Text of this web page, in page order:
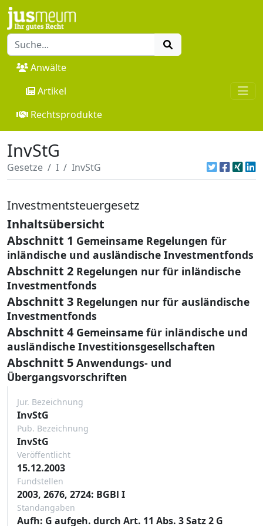
Anwälte
Artikel
Rechtsprodukte
InvStG
Gesetze I InvStG
Investmentsteuergesetz
Inhaltsübersicht
Abschnitt 1 Gemeinsame Regelungen für
inländische und ausländische Investmentfonds
Abschnitt 2 Regelungen nur für inländische
Investmentfonds
Abschnitt 3 Regelungen nur für ausländische
Investmentfonds
Abschnitt 4 Gemeinsame für inländische und
ausländische Investitionsgesellschaften
Abschnitt 5 Anwendungs- und
Übergangsvorschriften
Jur. Bezeichnung
InvStG
Pub. Bezeichnung
InvStG
Veröffentlicht
15.12.2003
Fundstellen
2003, 2676, 2724: BGBl I
Standangaben
Aufh: G aufgeh. durch Art. 11 Abs. 3 Satz 2 G